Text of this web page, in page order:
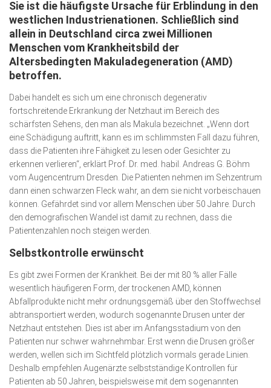
Wirtschaft, Recht, Finanzen
Zahn, Mund, Kiefer
Forum Gesundheit
Allgemein
Sehen
Innovationen
Kampf gegen Krebs
Hören
Lebensart
Sie ist die häufigste Ursache für Erblindung in den
westlichen Industrienationen. Schließlich sind
allein in Deutschland circa zwei Millionen
Menschen vom Krankheitsbild der
Altersbedingten Makuladegeneration (AMD)
betroffen.
Dabei handelt es sich um eine chronisch degenerativ
fortschreitende Erkrankung der Netzhaut im Bereich des
schärfsten Sehens, den man als Makula bezeichnet. „Wenn dort
eine Schädigung auftritt, kann es im schlimmsten Fall dazu führen,
dass die Patienten ihre Fähigkeit zu lesen oder Gesichter zu
erkennen verlieren“, erklärt Prof. Dr. med. habil. Andreas G. Böhm
vom Augencentrum Dresden. Die Patienten nehmen im Sehzentrum
dann einen schwarzen Fleck wahr, an dem sie nicht vorbeischauen
können. Gefährdet sind vor allem Menschen über 50 Jahre. Durch
den demografischen Wandel ist damit zu rechnen, dass die
Patientenzahlen noch steigen werden.
Selbstkontrolle erwünscht
Es gibt zwei Formen der Krankheit. Bei der mit 80 % aller Fälle
wesentlich häufigeren Form, der trockenen AMD, können
Abfallprodukte nicht mehr ordnungsgemäß über den Stoff­wechsel
abtransportiert werden, wodurch sogenannte Drusen unter der
Netzhaut entstehen. Dies ist aber im Anfangsstadium von den
Patienten nur schwer wahrnehmbar. Erst wenn die Drusen größer
werden, wellen sich im Sichtfeld plötzlich vormals gerade Linien.
Deshalb empfehlen Augenärzte selbstständige Kontrollen für
Patienten ab 50 Jahren, beispielsweise mit dem sogenannten